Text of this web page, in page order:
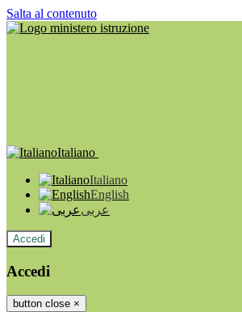
Salta al contenuto
Italiano
Italiano
English
عربى
Accedi
Accedi
button close ×